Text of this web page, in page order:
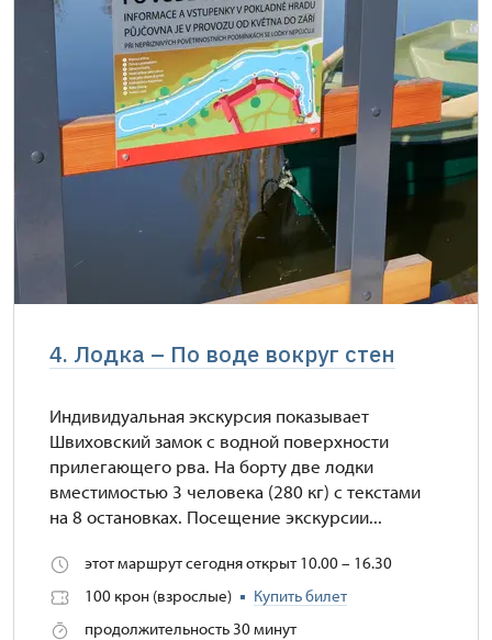
4. Лодка – По воде вокруг стен
Индивидуальная экскурсия показывает
Швиховский замок с водной поверхности
прилегающего рва. На борту две лодки
вместимостью 3 человека (280 кг) с текстами
на 8 остановках. Посещение экскурсии...
этот маршрут сегодня открыт 10.00 – 16.30
100 крон (взрослые)
Купить билет
продолжительность 30 минут